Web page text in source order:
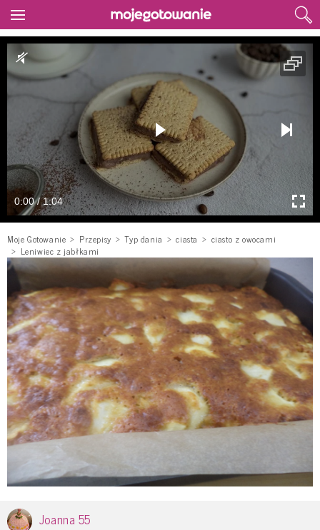
0:00 / 1:04
Moje Gotowanie Przepisy Typ dania ciasta
ciasto z owocami
Leniwiec z jabłkami
Joanna 55